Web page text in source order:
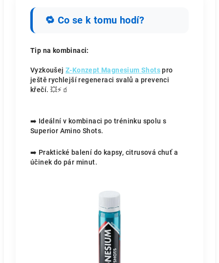
🔁 Co se k tomu hodí?
Tip na kombinaci:
Vyzkoušej Z-Konzept Magnesium Shotspro
ještě rychlejší regeneraci svalů a prevenci
křečí. 💥⚡🧃
➡️ Ideální v kombinaci po tréninku spolu s
Superior Amino Shots.
➡️ Praktické balení do kapsy, citrusová chuť a
účinek do pár minut.